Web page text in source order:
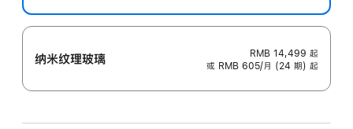
纳米纹理玻璃 RMB 14,499 起
或 RMB 605/月 (24 期) 起